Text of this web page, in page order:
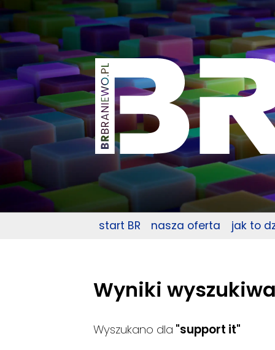
start BR nasza oferta jak to
Wyniki
Wyszukano dla "support it"